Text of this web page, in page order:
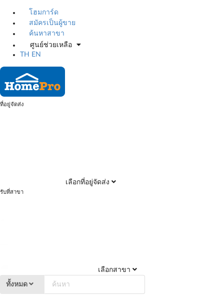
โฮมการ์ด
สมัครเป็นผู้ขาย
ค้นหาสาขา
ศูนย์ช่วยเหลือ
TH
EN
ที่อยู่จัดส่ง
เลือกที่อยู่จัดส่ง
รับที่สาขา
เลือกสาขา
ทั้งหมด